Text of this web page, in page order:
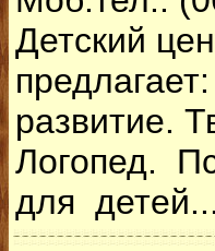
Детский
развитие.
Логопед.
для детей...